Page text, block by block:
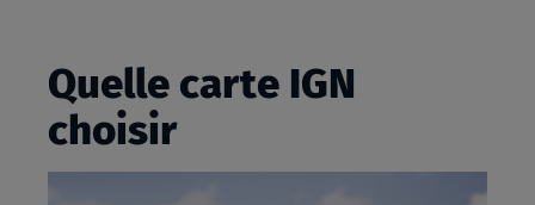
Quelle carte IGN
choisir